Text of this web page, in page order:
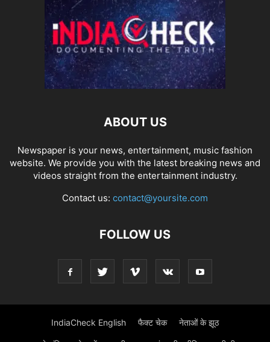
ABOUT US
Newspaper is your news, entertainment, music fashion
website. We provide you with the latest breaking news and
videos straight from the entertainment industry.
Contact us: contact@yoursite.com
FOLLOW US
IndiaCheck English फैक्ट चेक नेताओं के झूठ